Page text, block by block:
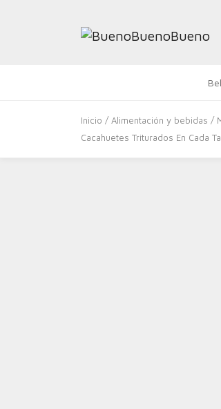
Inicio / Alimentación y bebidas /
Cacahuetes Triturados En Cada